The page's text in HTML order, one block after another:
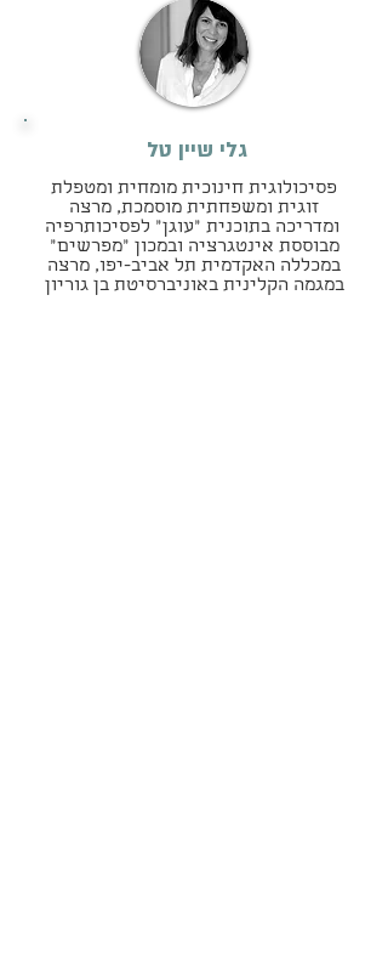
גלי שיין טל
פסיכולוגית חינוכית מומחית ומטפלת
זוגית ומשפחתית מוסמכת, מרצה
ומדריכה בתוכנית "עוגן" לפסיכותרפיה
מבוססת אינטגרציה ובמכון "מפרשים"
במכללה האקדמית תל אביב-יפו, מרצה
במגמה הקלינית באוניברסיטת בן גוריון